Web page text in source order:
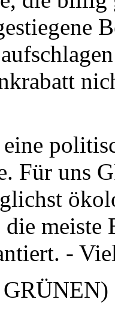
Für uns
meiste
-